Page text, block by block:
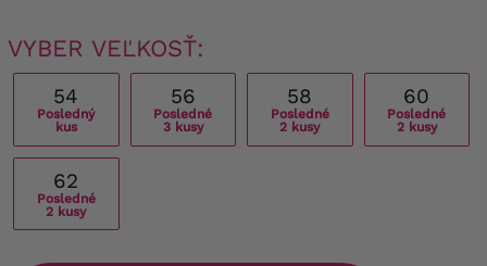
VYBER VEĽKOSŤ:
54
Posledný
kus
56
Posledné
3 kusy
58
Posledné
2 kusy
60
Posledné
2 kusy
62
Posledné
2 kusy